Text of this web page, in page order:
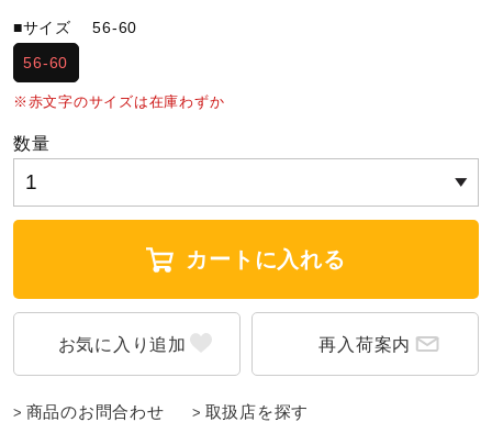
ソフトボール
柔道
ウィンタースポーツ
■サイズ56-60
56-60
※赤文字のサイズは在庫わずか
数量
カートに入れる
再入荷案内
商品のお問合わせ 取扱店を探す